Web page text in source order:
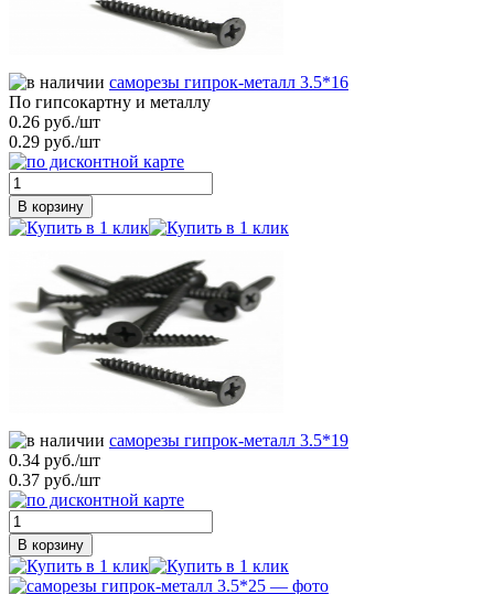
саморезы гипрок-металл 3.5*16
По гипсокартну и металлу
0.26 руб./шт
0.29 руб./шт
В корзину
саморезы гипрок-металл 3.5*19
0.34 руб./шт
0.37 руб./шт
В корзину